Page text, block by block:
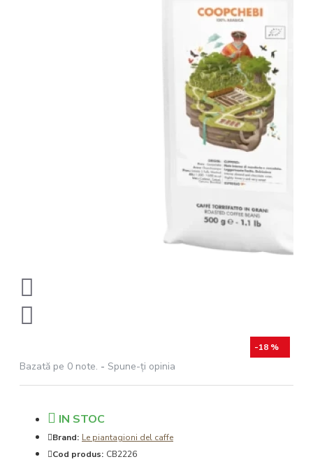
-18 %
Bazată pe 0 note. - Spune-ţi opinia
IN STOC
Brand: Le piantagioni del caffe
Cod produs: CB2226